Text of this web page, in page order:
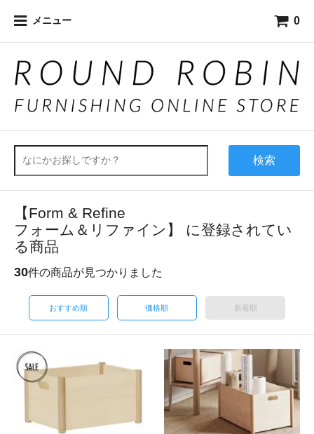
メニュー 0
検索
【Form & Refine
フォーム＆リファイン】 に登録されてい
る商品
30件の商品が見つかりました
おすすめ順 価格順 新着順